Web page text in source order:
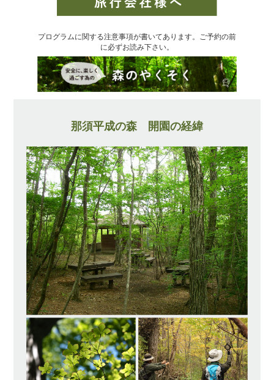
プログラムに関する注意事項が書いてあります。ご予約の前
に必ずお読み下さい。
那須平成の森 開園の経緯